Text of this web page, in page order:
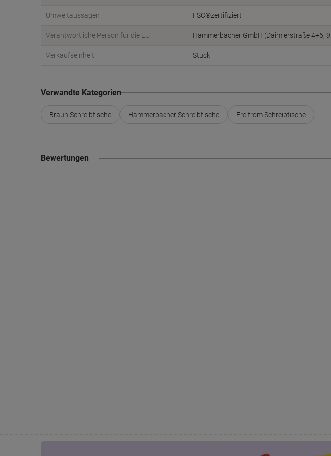
Umweltaussagen FSC®zertifiziert
Verantwortliche Person für die EU Hammerbacher GmbH (Daimlerstraße 4+6,
Verkaufseinheit Stück
Verwandte Kategorien
Braun Schreibtische Hammerbacher Schreibtische Freifrom Schreibtische
Bewertungen